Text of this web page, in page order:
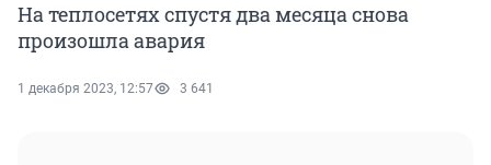
На теплосетях спустя два месяца снова
произошла авария
1 декабря 2023, 12:57 3 641